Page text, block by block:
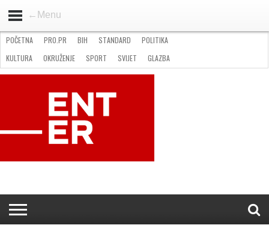
←Menu
STANDARD
GOSPODARSTVO
OKRUŽENJE
POČETNA PRO.PR BIH STANDARD
POLITIKA
KULTURA
OKRUŽENJE SPORT SVIJET
GLAZBA
NATJEČAJI
FILMING LOCATION IN BH KONTAKT